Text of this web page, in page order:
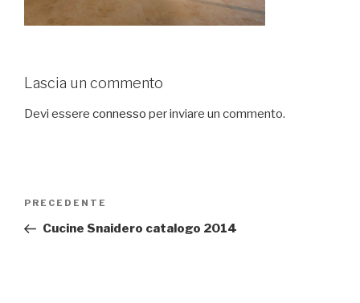
Lascia un commento
Devi essere connesso per inviare un commento.
Navigazione
Articolo
precedente:
PRECEDENTE
Cucine Snaidero catalogo 2014